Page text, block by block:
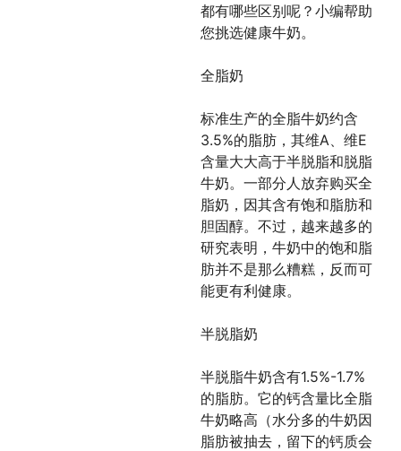
都有哪些区别呢？小编帮助
您挑选健康牛奶。
全脂奶
标准生产的全脂牛奶约含
3.5%的脂肪，其维A、维E
含量大大高于半脱脂和脱脂
牛奶。一部分人放弃购买全
脂奶，因其含有饱和脂肪和
胆固醇。不过，越来越多的
研究表明，牛奶中的饱和脂
肪并不是那么糟糕，反而可
能更有利健康。
半脱脂奶
半脱脂牛奶含有1.5%-1.7%
的脂肪。它的钙含量比全脂
牛奶略高（水分多的牛奶因
脂肪被抽去，留下的钙质会